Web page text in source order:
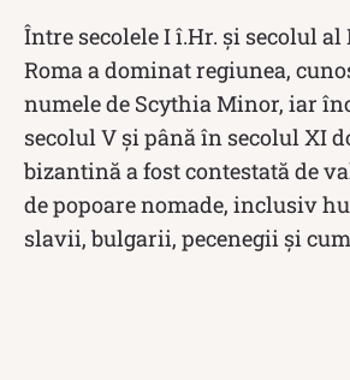
Între secolele I î.Hr. și secolul al
Roma a dominat regiunea,
numele de Scythia Minor, iar
secolul V și până în secolul XI
bizantină a fost contestată de
de popoare nomade, inclusiv
slavii, bulgarii, pecenegii și